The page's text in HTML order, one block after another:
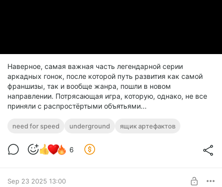
Наверное, самая важная часть легендарной серии
аркадных гонок, после которой путь развития как самой
франшизы, так и вообще жанра, пошли в новом
направлении. Потрясающая игра, которую, однако, не все
приняли с распростёртыми объятьями...
need for speed underground ящик артефактов
6
Sep 23 2025 13:00